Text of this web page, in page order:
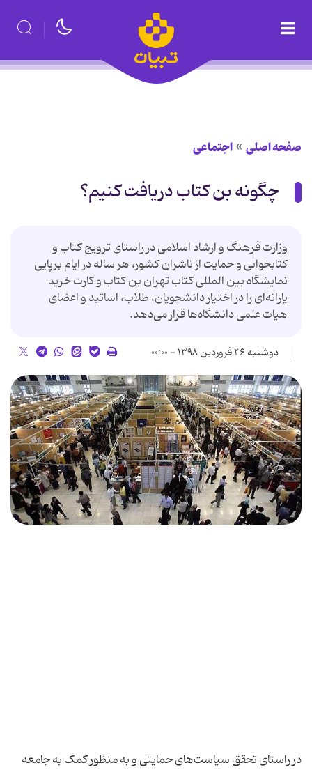
صفحه اصلی اجتماعی
چگونه بن کتاب دریافت کنیم؟
وزارت فرهنگ و ارشاد اسلامی در راستای ترویج کتاب و
کتابخوانی و حمایت از ناشران کشور، هر ساله در ایام برپایی
نمایشگاه بین المللی کتاب تهران بن کتاب و کارت خرید
یارانه‌ای را در اختیار دانشجویان، طلاب، اساتید و اعضای
هیات علمی دانشگاه‌ها قرار می‌دهد.
دوشنبه ۲۶ فروردین ۱۳۹۸ - ۰۰:۰۰
در راستای تحقق سیاست‌های حمایتی و به منظور کمک به جامعه